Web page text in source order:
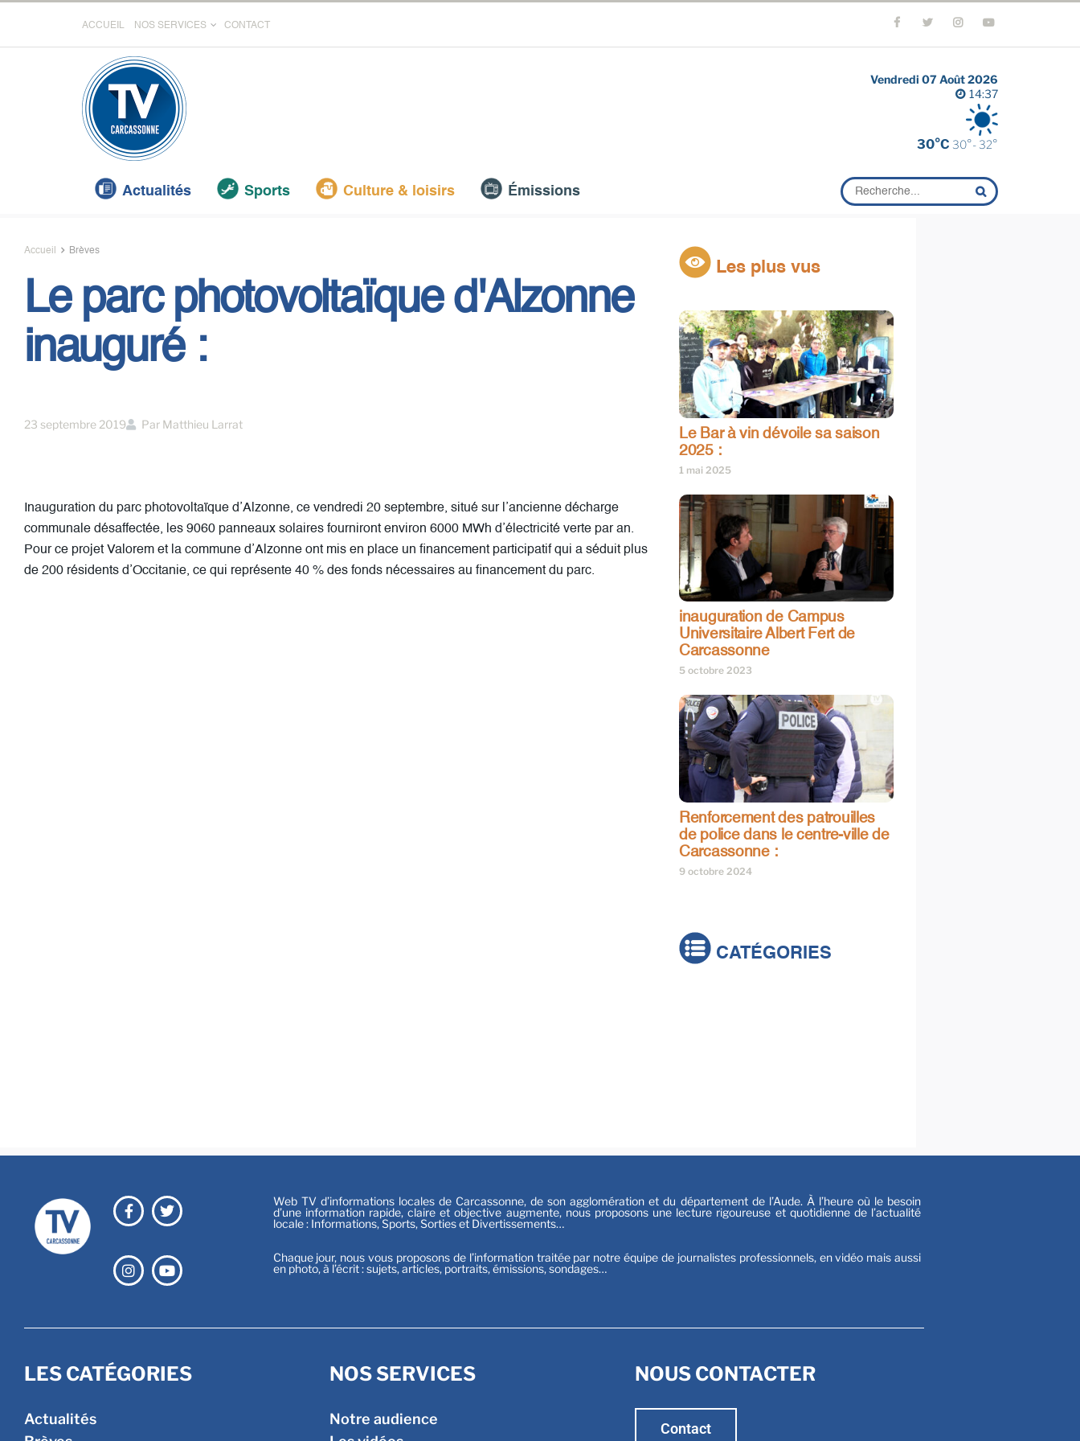
ACCUEIL NOS SERVICES CONTACT
Vendredi 07 Août 2026
14:37
30°C 30°- 32°
Actualités Sports Culture & loisirs Émissions
Accueil Brèves
Le parc photovoltaïque d'Alzonne
inauguré :
23 septembre 2019 Par Matthieu Larrat
Inauguration du parc photovoltaïque d’Alzonne, ce vendredi 20 septembre, situé sur l’ancienne décharge
communale désaffectée, les 9060 panneaux solaires fourniront environ 6000 MWh d’électricité verte par an.
Pour ce projet Valorem et la commune d’Alzonne ont mis en place un financement participatif qui a séduit plus
de 200 résidents d’Occitanie, ce qui représente 40 % des fonds nécessaires au financement du parc.
Les plus vus
Le Bar à vin dévoile sa saison
2025 :
1 mai 2025
inauguration de Campus
Universitaire Albert Fert de
Carcassonne
5 octobre 2023
Renforcement des patrouilles
de police dans le centre-ville de
Carcassonne :
9 octobre 2024
CATÉGORIES
Web TV d’informations locales de Carcassonne, de son agglomération et du département de l’Aude. À l’heure où le besoin
d’une information rapide, claire et objective augmente, nous proposons une lecture rigoureuse et quotidienne de l’actualité
locale : Informations, Sports, Sorties et Divertissements…
Chaque jour, nous vous proposons de l’information traitée par notre équipe de journalistes professionnels, en vidéo mais aussi
en photo, à l’écrit : sujets, articles, portraits, émissions, sondages…
LES CATÉGORIES
Actualités
NOS SERVICES
Notre audience
NOUS CONTACTER
Contact